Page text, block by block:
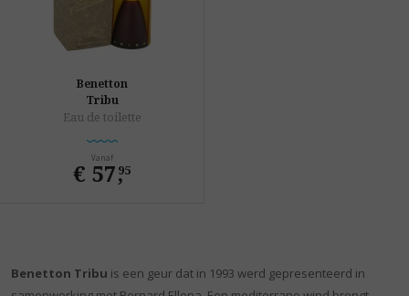
Benetton
Tribu
Eau de toilette
Vanaf
€ 57,
95
Benetton Tribu is een geur dat in 1993 werd gepresenteerd in